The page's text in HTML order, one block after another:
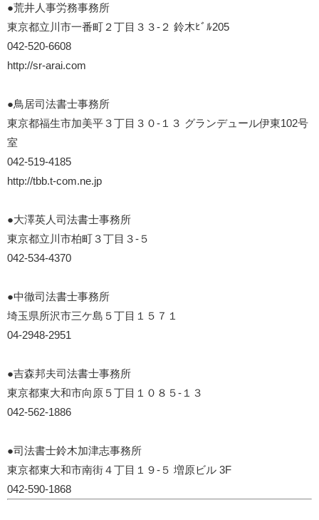
●荒井人事労務事務所
東京都立川市一番町２丁目３３-２ 鈴木ﾋﾞﾙ205
042-520-6608
http://sr-arai.com
●鳥居司法書士事務所
東京都福生市加美平３丁目３０-１３ グランデュール伊東102号
室
042-519-4185
http://tbb.t-com.ne.jp
●大澤英人司法書士事務所
東京都立川市柏町３丁目３-５
042-534-4370
●中徹司法書士事務所
埼玉県所沢市三ケ島５丁目１５７１
04-2948-2951
●吉森邦夫司法書士事務所
東京都東大和市向原５丁目１０８５-１３
042-562-1886
●司法書士鈴木加津志事務所
東京都東大和市南街４丁目１９-５ 増原ビル 3F
042-590-1868